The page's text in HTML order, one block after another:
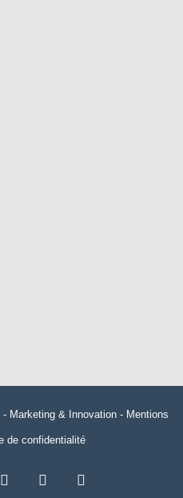
- Marketing & Innovation - Mentions
de confidentialité
Linkedin